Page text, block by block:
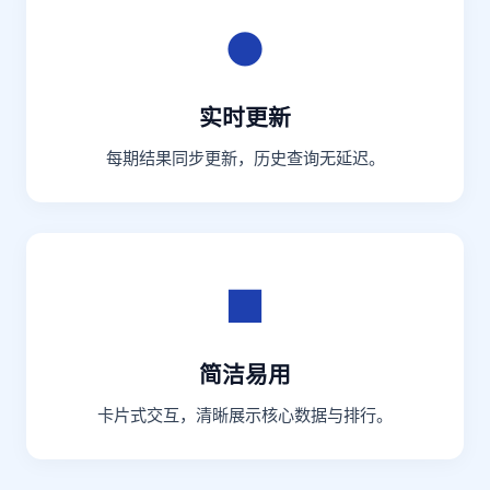
●
实时更新
每期结果同步更新，历史查询无延迟。
■
简洁易用
卡片式交互，清晰展示核心数据与排行。